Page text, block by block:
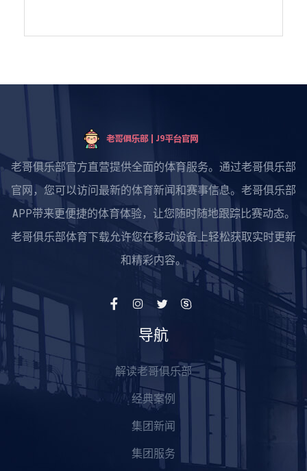
老哥俱乐部官方直营提供全面的体育服务。通过老哥俱乐部
官网，您可以访问最新的体育新闻和赛事信息。老哥俱乐部
APP带来更便捷的体育体验，让您随时随地跟踪比赛动态。
老哥俱乐部体育下载允许您在移动设备上轻松获取实时更新
和精彩内容。
导航
解读老哥俱乐部
经典案例
集团新闻
集团服务